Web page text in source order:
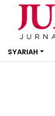
SYARIAH